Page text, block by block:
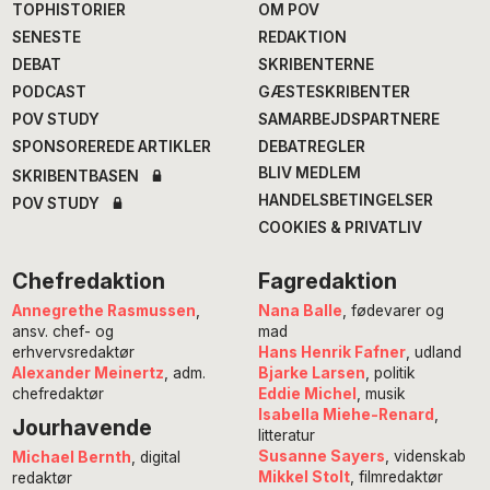
TOPHISTORIER
SENESTE
DEBAT
PODCAST
POV STUDY
SPONSOREREDE ARTIKLER
SKRIBENTBASEN
POV STUDY
OM POV
REDAKTION
SKRIBENTERNE
GÆSTESKRIBENTER
SAMARBEJDSPARTNERE
DEBATREGLER
BLIV MEDLEM
HANDELSBETINGELSER
COOKIES & PRIVATLIV
Chefredaktion
Annegrethe Rasmussen
ansv. chef- og
erhvervsredaktør
Alexander Meinertz , adm.
chefredaktør
Jourhavende
Michael Bernth , digital
redaktør
Fagredaktion
Nana Balle , fødevarer og
mad
Hans Henrik Fafner, udland
Bjarke Larsen , politik
Eddie Michel
, musik
Isabella Miehe-Renard
litteratur
Susanne Sayers , videnskab
Mikkel Stolt, filmredaktør